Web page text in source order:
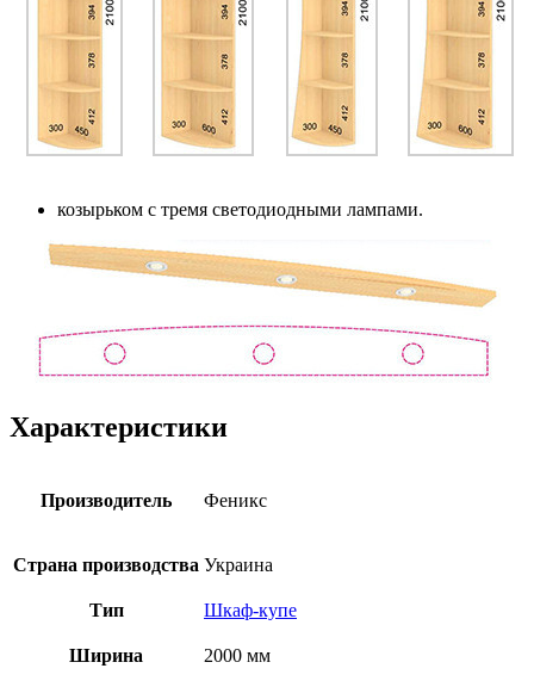
козырьком с тремя светодиодными лампами.
Характеристики
Производитель Феникс
Страна производства Украина
Тип Шкаф-купе
Ширина 2000 мм